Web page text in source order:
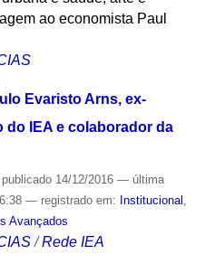
ao economista Paul
Evaristo Arns, ex-
do IEA e colaborador da
publicado14/12/2016 — última
— registrado em: Institucional
Avançados
/Rede IEA